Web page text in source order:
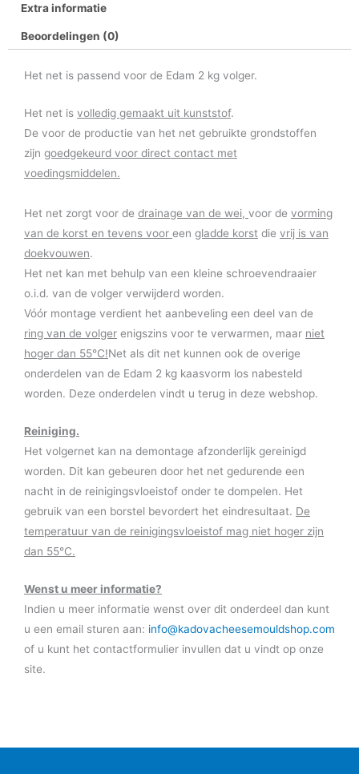
Extra informatie
Beoordelingen (0)
Het net is passend voor de Edam 2 kg volger.
Het net is volledig gemaakt uit kunststof.
De voor de productie van het net gebruikte grondstoffen
zijn goedgekeurd voor direct contact met
voedingsmiddelen.
Het net zorgt voor de drainage van de wei, voor de vorming
van de korst en tevens voor een gladde korst die vrij is van
doekvouwen.
Het net kan met behulp van een kleine schroevendraaier
o.i.d. van de volger verwijderd worden.
Vóór montage verdient het aanbeveling een deel van de
ring van de volger enigszins voor te verwarmen, maar niet
hoger dan 55°C!Net als dit net kunnen ook de overige
onderdelen van de Edam 2 kg kaasvorm los nabesteld
worden. Deze onderdelen vindt u terug in deze webshop.
Reiniging.
Het volgernet kan na demontage afzonderlijk gereinigd
worden. Dit kan gebeuren door het net gedurende een
nacht in de reinigingsvloeistof onder te dompelen. Het
gebruik van een borstel bevordert het eindresultaat. De
temperatuur van de reinigingsvloeistof mag niet hoger zijn
dan 55°C.
Wenst u meer informatie?
Indien u meer informatie wenst over dit onderdeel dan kunt
u een email sturen aan: info@kadovacheesemouldshop.com
of u kunt het contactformulier invullen dat u vindt op onze
site.